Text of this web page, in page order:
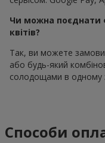
Чи можна поєднати
квітів?
Так, ви можете
або будь-який
солодощами в одному
Способи